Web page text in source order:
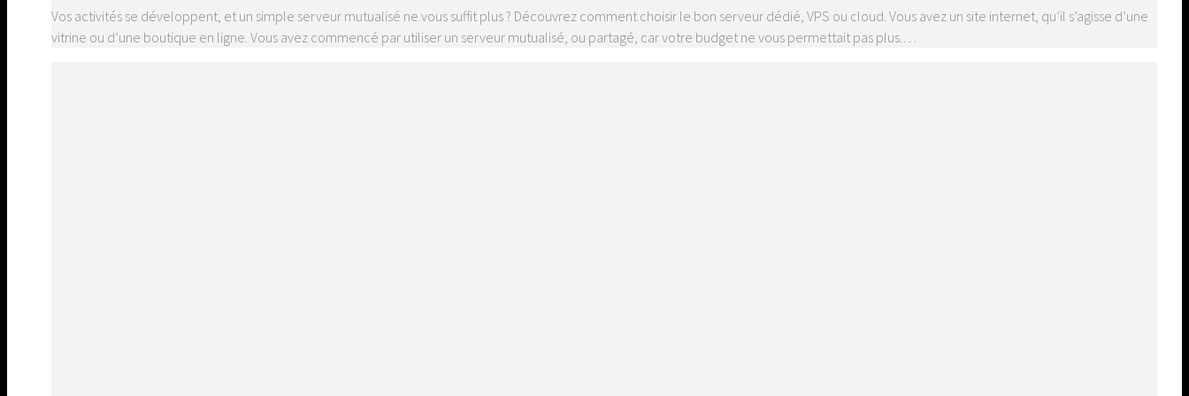
Vos activités se développent, et un simple serveur mutualisé ne vous suffit plus ? Découvrez comment choisir le bon serveur dédié, VPS ou cloud. Vous avez un site internet, qu’il s’agisse d’une
vitrine ou d’une boutique en ligne. Vous avez commencé par utiliser un serveur mutualisé, ou partagé, car votre budget ne vous permettait pas plus.…